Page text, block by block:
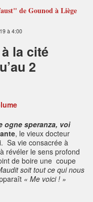
de Gounod à Liège
à 4:00
la cité
2
ogne speranza, voi
, le vieux docteur
Sa vie consacrée à
révéler le sens profond
de boire une coupe
soit tout ce qui nous
« Me voici ! »